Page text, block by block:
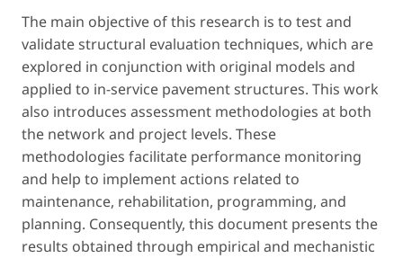
The main objective of this research is to test and
validate structural evaluation techniques, which are
explored in conjunction with original models and
applied to in-service pavement structures. This work
also introduces assessment methodologies at both
the network and project levels. These
methodologies facilitate performance monitoring
and help to implement actions related to
maintenance, rehabilitation, programming, and
planning. Consequently, this document presents the
results obtained through empirical and mechanistic